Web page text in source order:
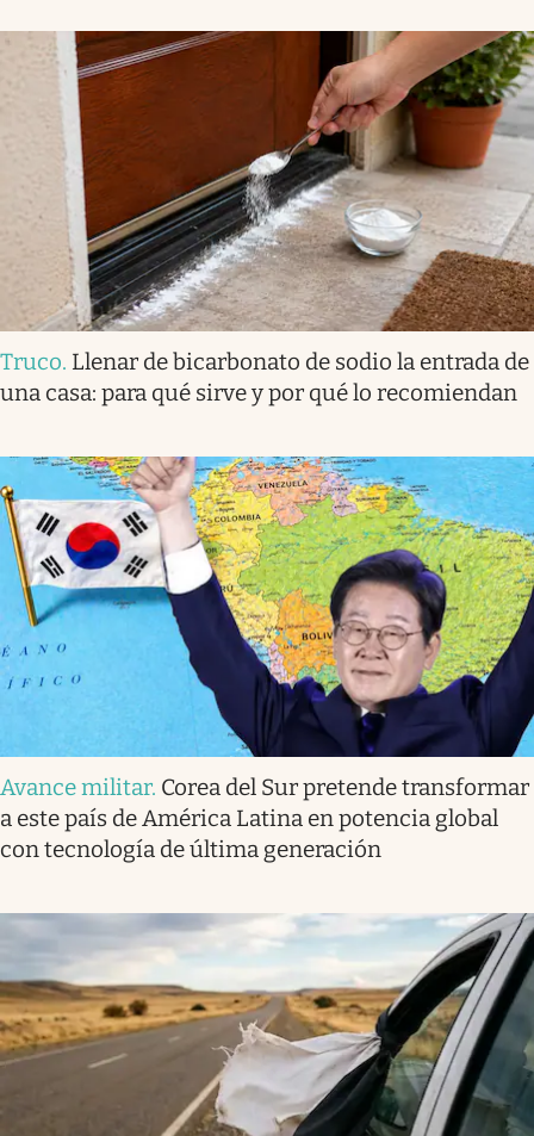
Truco. Llenar de bicarbonato de sodio la entrada de
una casa: para qué sirve y por qué lo recomiendan
Avance militar. Corea del Sur pretende transformar
a este país de América Latina en potencia global
con tecnología de última generación